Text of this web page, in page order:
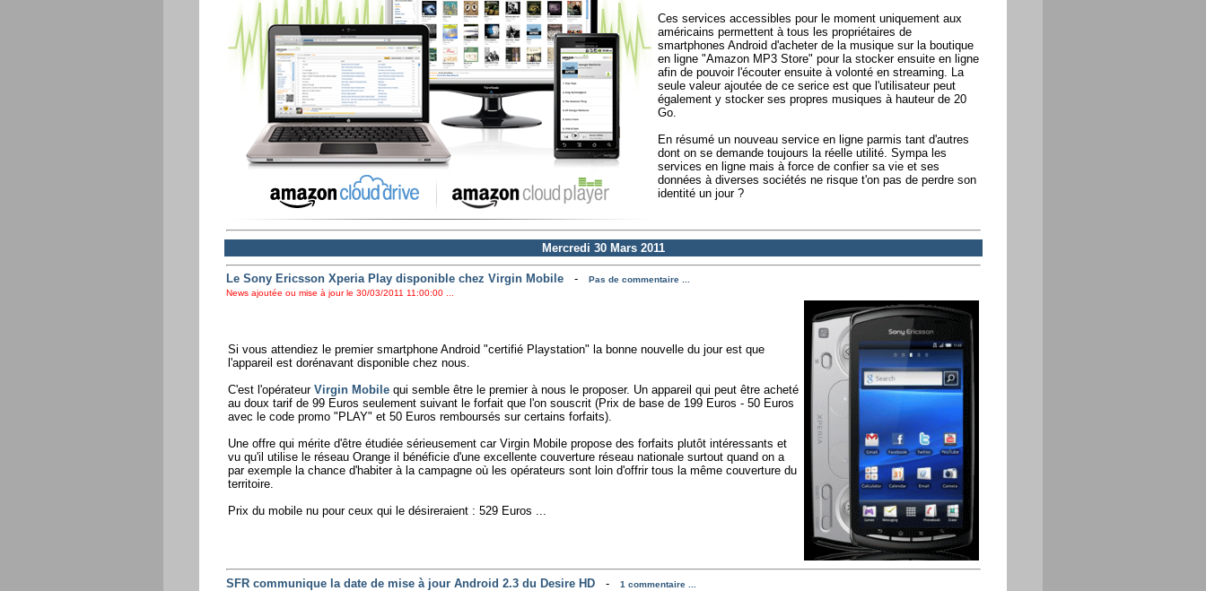
Ces services accessibles pour le moment uniquement aux
américains permettent à tous les propriétaires de
smartphones Android d'acheter de la musique sur la boutique
en ligne "Amazon MP3 Store" pour la stocker ensuite en ligne
afin de pouvoir l'écouter ensuite à volonté en streaming. La
seule valeur ajoutée de ce serice est que l'utilisateur peut
également y stocker ses propres musiques à hauteur de 20
Go.
En résumé un nouveau service en ligne parmis tant d'autres
dont on se demande toujours la réelle utilité. Sympa les
services en ligne mais à force de confier sa vie et ses
données à diverses sociétés ne risque t'on pas de perdre son
identité un jour ?
Mercredi 30 Mars 2011
Le Sony Ericsson Xperia Play disponible chez Virgin Mobile-
Pas de commentaire ...
News ajoutée ou mise à jour le 30/03/2011 11:00:00 ...
Si vous attendiez le premier smartphone Android "certifié Playstation" la bonne nouvelle du jour est que
l'appareil est dorénavant disponible chez nous.
C'est l'opérateur Virgin Mobilequi semble être le premier à nous le proposer. Un appareil qui peut être acheté
au doux tarif de 99 Euros seulement suivant le forfait que l'on souscrit (Prix de base de 199 Euros - 50 Euros
avec le code promo "PLAY" et 50 Euros remboursés sur certains forfaits).
Une offre qui mérite d'être étudiée sérieusement car Virgin Mobile propose des forfaits plutôt intéressants et
vu qu'il utilise le réseau Orange il bénéficie d'une excellente couverture réseau nationale surtout quand on a
par exemple la chance d'habiter à la campagne où les opérateurs sont loin d'offrir tous la même couverture du
territoire.
Prix du mobile nu pour ceux qui le désireraient : 529 Euros ...
SFR communique la date de mise à jour Android 2.3 du Desire HD-
1 commentaire ...